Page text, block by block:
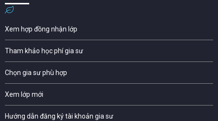
Xem hợp đồng nhận lớp
Tham khảo học phí gia sư
Chọn gia sư phù hợp
Xem lớp mới
Hướng dẫn đăng ký tài khoản gia sư